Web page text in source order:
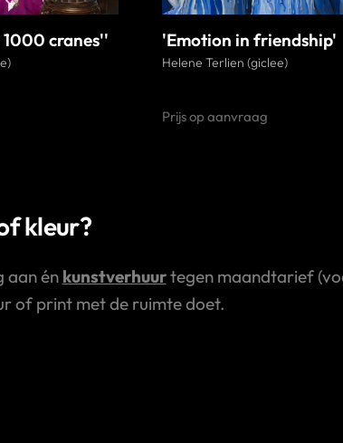
cranes'' 'Emotion in friendship'
Helene Terlien (giclee)
Prijs op aanvraag
kleur?
aan én kunstverhuurtegen maandtarief
of print met de ruimte doet.